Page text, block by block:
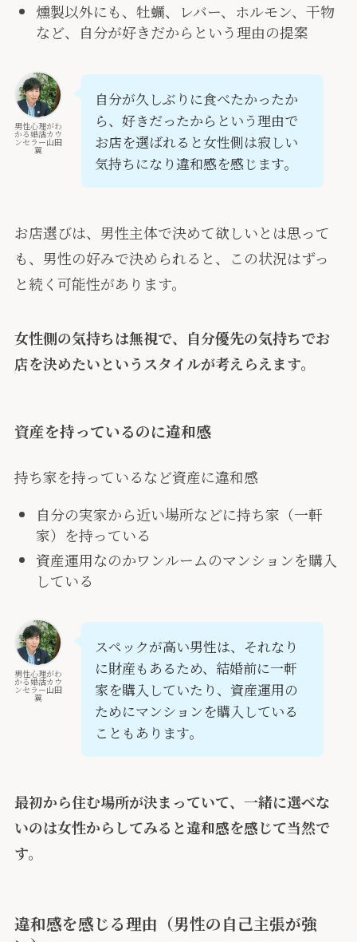
燻製以外にも、牡蠣、レバー、ホルモン、干物
など、自分が好きだからという理由の提案
男性心理がわ
かる婚活カウ
ンセラー山田
翼
自分が久しぶりに食べたかったか
ら、好きだったからという理由で
お店を選ばれると女性側は寂しい
気持ちになり違和感を感じます。
お店選びは、男性主体で決めて欲しいとは思って
も、男性の好みで決められると、この状況はずっ
と続く可能性があります。
女性側の気持ちは無視で、自分優先の気持ちでお
店を決めたいというスタイルが考えらえます。
資産を持っているのに違和感
持ち家を持っているなど資産に違和感
自分の実家から近い場所などに持ち家（一軒
家）を持っている
資産運用なのかワンルームのマンションを購入
している
男性心理がわ
かる婚活カウ
ンセラー山田
翼
スペックが高い男性は、それなり
に財産もあるため、結婚前に一軒
家を購入していたり、資産運用の
ためにマンションを購入している
こともあります。
最初から住む場所が決まっていて、一緒に選べな
いのは女性からしてみると違和感を感じて当然で
す。
違和感を感じる理由（男性の自己主張が強